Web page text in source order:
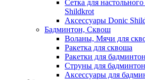
Сетка для
Shildkrot
Аксессуары Donic
Бадминтон, Сквош
Воланы, Мячи для
Ракетка для сквоша
Ракетки для
Струны для
Аксессуары для